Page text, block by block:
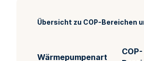
Übersicht zu COP-Bereichen
Wärmepumpenart
COP-